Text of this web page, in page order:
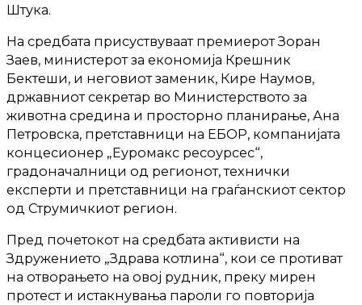
Штука.
На средбата присуствуваат премиерот Зоран
Заев, министерот за економија Крешник
Бектеши, и неговиот заменик, Кире Наумов,
државниот секретар во Министерството за
животна средина и просторно планирање, Ана
Петровска, претставници на ЕБОР, компанијата
концесионер „Еуромакс ресоурсес“,
градоначалници од регионот, технички
експерти и претставници на граѓанскиот сектор
од Струмичкиот регион.
Пред почетокот на средбата активисти на
Здружението „Здрава котлина“, кои се противат
на отворањето на овој рудник, преку мирен
протест и истакнувања пароли го повторија